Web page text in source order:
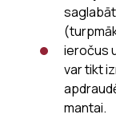
ieročus
var tikt
mantai.